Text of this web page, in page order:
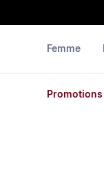
Femme
Promotions